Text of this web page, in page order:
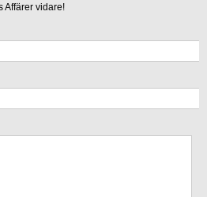
Affärer vidare!